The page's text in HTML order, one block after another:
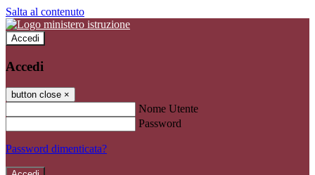
Salta al contenuto
Accedi
Accedi
button close ×
Nome Utente
Password
Password dimenticata?